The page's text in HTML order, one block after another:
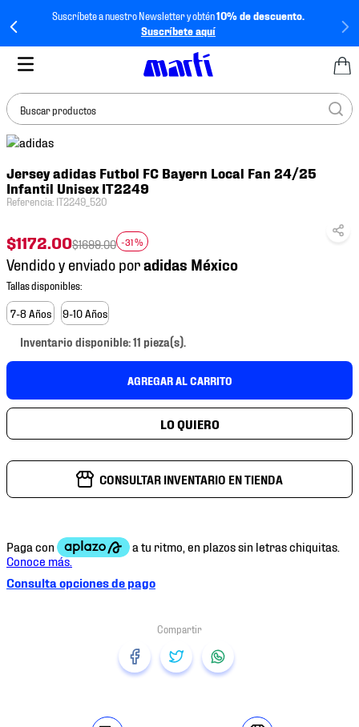
Suscríbete a nuestro Newsletter y obtén10% de descuento.
Suscríbete aquí
Buscar productos
Jersey adidas Futbol FC Bayern Local Fan 24/25
Infantil Unisex IT2249
Referencia: IT2249_520
$1172.00$1699.00 -31 %
Vendido y enviado por
7-8 Años 9-10 Años
Inventario disponible: 11 pieza(s).
AGREGAR AL CARRITO
CONSULTAR INVENTARIO EN TIENDA
Consulta opciones de pago
BUSCADOS
1.
tenis mujer
4.
tenis futbol
5.
jersey
6.
mochila